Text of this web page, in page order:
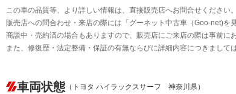
この車の品質等、より詳しい情報は、直接販売店へお問合せください。
販売店への問合わせ・来店の際には「グーネット中古車（Goo-net)を
商談中・売約済の場合もありますので、販売店にご来店の際は事前に
また、修復歴・法定整備・保証の有無ならびに詳細内容につきまして
車両状態 （トヨタ ハイラックスサーフ 神奈川県）